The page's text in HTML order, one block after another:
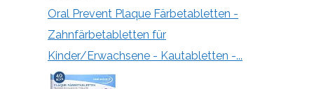
Oral Prevent Plaque Färbetabletten -
Zahnfärbetabletten für
Kinder/Erwachsene - Kautabletten -...